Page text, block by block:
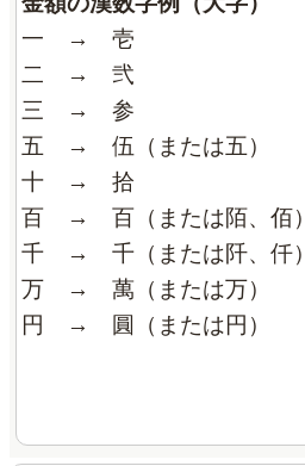
一 → 壱
二 → 弐
三 → 参
五 → 伍（または五）
十 → 拾
百 → 百（または陌、佰）
千 → 千（または阡、仟）
万 → 萬（または万）
円 → 圓（または円）